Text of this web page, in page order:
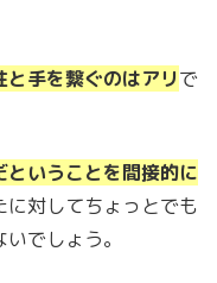
手を繋ぐのはアリで
ということを間接的に
に対してちょっとでも
でしょう。